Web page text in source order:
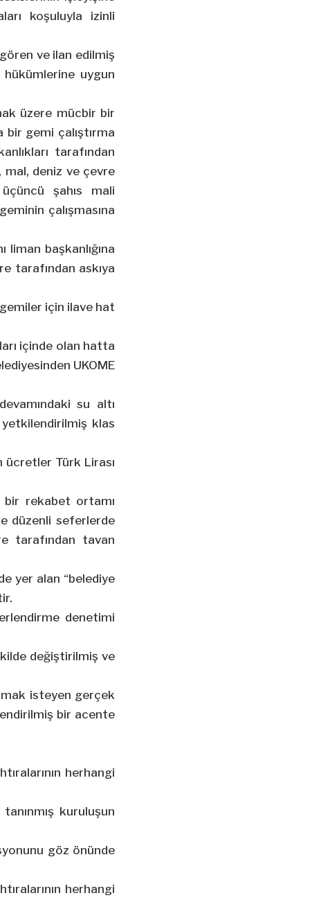
koşuluyla izinli
ve ilan edilmiş
uygun
üzere mücbir bir
gemi çalıştırma
tarafından
mal, deniz ve çevre
şahıs mali
çalışmasına
başkanlığına
tarafından askıya
için ilave hat
içinde olan hatta
UKOME
su altı
klas
ücretler Türk Lirası
bir rekabet ortamı
düzenli seferlerde
tarafından tavan
yer alan “belediye
denetimi
değiştirilmiş ve
isteyen gerçek
bir acente
herhangi
kuruluşun
göz önünde
herhangi